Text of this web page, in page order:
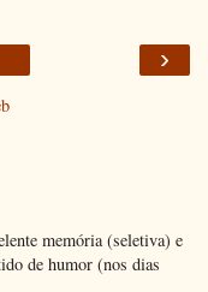
›
memória (seletiva) e
de humor (nos dias